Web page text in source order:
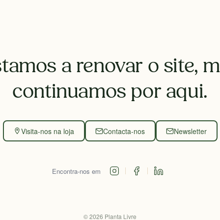
a renovar o site,
continuamos por aqui.
Visita-nos na loja Contacta-nos Newsletter
Encontra-nos em
©2026 Planta Livre